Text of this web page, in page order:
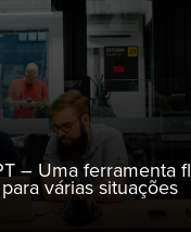
– Uma ferramenta
para várias situações